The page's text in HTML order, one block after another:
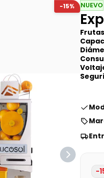
-15% NUEVO
-